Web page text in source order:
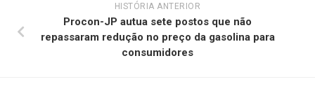
HISTÓRIA ANTERIOR
Procon-JP autua sete postos que não
repassaram redução no preço da gasolina para
consumidores